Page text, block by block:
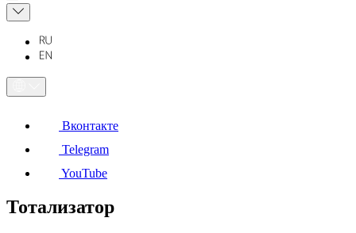
Вконтакте
Telegram
YouTube
Тотализатор